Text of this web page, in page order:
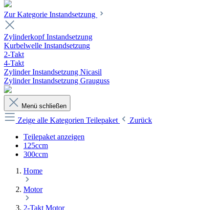
Zur Kategorie Instandsetzung
Zylinderkopf Instandsetzung
Kurbelwelle Instandsetzung
2-Takt
4-Takt
Zylinder Instandsetzung Nicasil
Zylinder Instandsetzung Grauguss
Menü schließen
Zeige alle Kategorien Teilepaket
Zurück
Teilepaket anzeigen
125ccm
300ccm
Home
Motor
2-Takt Motor